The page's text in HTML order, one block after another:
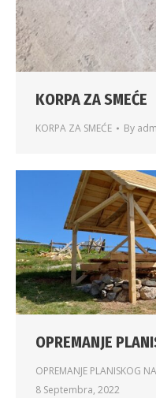
KORPA ZA SMEĆE
KORPA ZA SMEĆE By
OPREMANJE
OPREMANJE PLANISKOG
8 Septembra, 2022